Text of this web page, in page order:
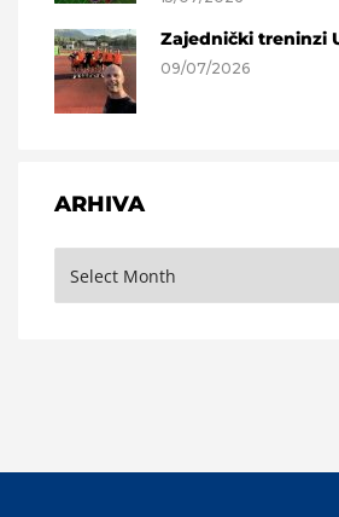
Zajednički treninzi
09/07/2026
ARHIVA